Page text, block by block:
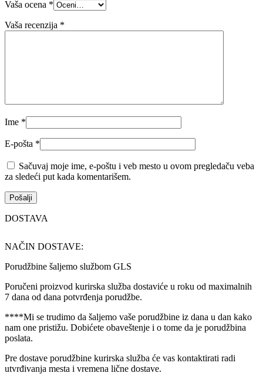
Vaša ocena *
Vaša recenzija *
Ime *
E-pošta *
Sačuvaj moje ime, e-poštu i veb mesto u ovom pregledaču veba
za sledeći put kada komentarišem.
DOSTAVA
NAČIN DOSTAVE:
Porudžbine šaljemo službom GLS
Poručeni proizvod kurirska služba dostaviće u roku od maximalnih
7 dana od dana potvrđenja porudžbe.
****Mi se trudimo da šaljemo vaše porudžbine iz dana u dan kako
nam one pristižu. Dobićete obaveštenje i o tome da je porudžbina
poslata.
Pre dostave porudžbine kurirska služba će vas kontaktirati radi
utvrđivanja mesta i vremena lične dostave.